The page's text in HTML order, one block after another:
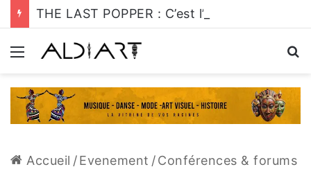
Menu
Accueil /Evenement /Conférences & forums